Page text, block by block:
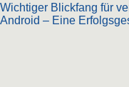
Wichtiger Blickfang für
Android – Eine